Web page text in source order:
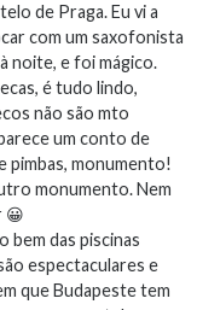
de Praga. Eu vi a
com um saxofonista
noite, e foi mágico.
é tudo lindo,
não são mto
um conto de
pimbas, monumento!
monumento. Nem
😀
bem das piscinas
espectaculares e
que Budapeste tem